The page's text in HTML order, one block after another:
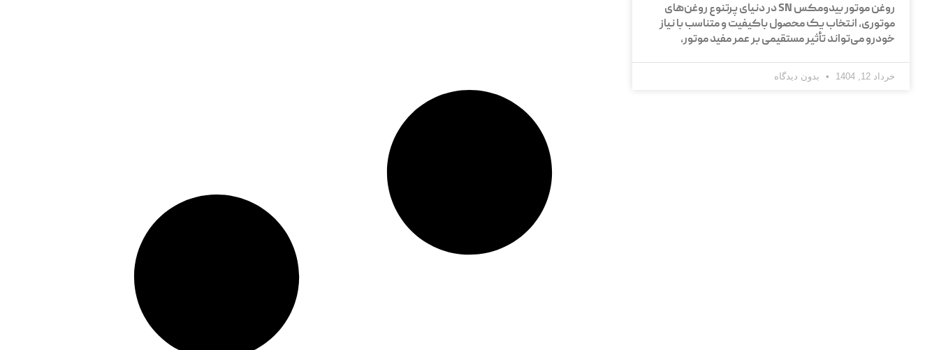
روغن موتور بیدومکس SN در دنیای پرتنوع روغن‌های
موتوری، انتخاب یک محصول باکیفیت و متناسب با نیاز
خودرو می‌تواند تأثیر مستقیمی بر عمر مفید موتور،
خرداد 12, 1404 بدون دیدگاه